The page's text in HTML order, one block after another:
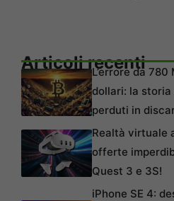
Articoli recenti
L’errore da 780
dollari: la
perduti in
Realtà virtuale
offerte
Quest 3 e 3S!
iPhone SE 4: